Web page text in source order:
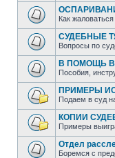
Как
СУДЕБНЫЕ
Вопросы по
В ПОМОЩЬ
Пособия,
ПРИМЕРЫ
Подаем в суд
КОПИИ
Примеры
Отдел
Боремся с